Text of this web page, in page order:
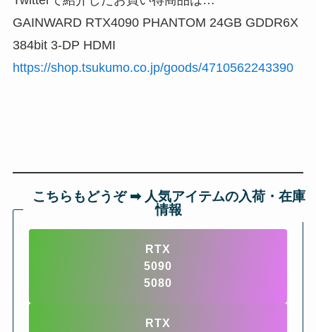
GAINWARD RTX4090 PHANTOM 24GB GDDR6X
384bit 3-DP HDMI
https://shop.tsukumo.co.jp/goods/4710562243390
こちらもどうぞ ➡︎ 人気アイテムの入荷・在庫
情報
RTX
5090
5080
RTX